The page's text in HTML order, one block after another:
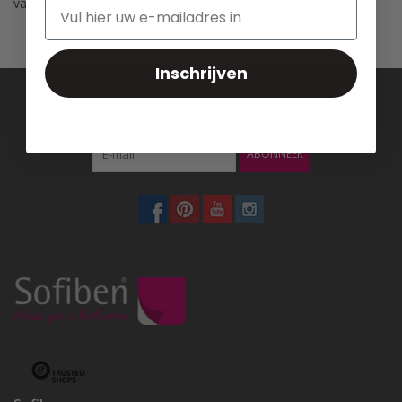
Meld je aan voor onze nieuwsbrief:
ABONNEER
Inschrijven